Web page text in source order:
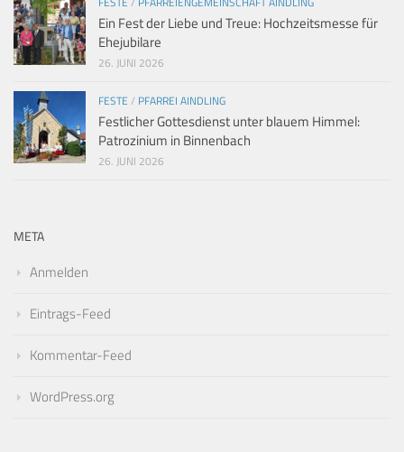
Ein Fest der Liebe und Treue: Hochzeitsmesse für
Ehejubilare
26. JUNI 2026
FESTE / PFARREI AINDLING
Festlicher Gottesdienst unter blauem Himmel:
Patrozinium in Binnenbach
26. JUNI 2026
META
Anmelden
Eintrags-Feed
Kommentar-Feed
WordPress.org